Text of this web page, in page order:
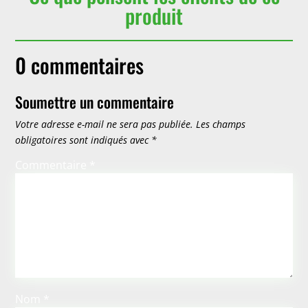
produit
0 commentaires
Soumettre un commentaire
Votre adresse e-mail ne sera pas publiée. Les champs
obligatoires sont indiqués avec *